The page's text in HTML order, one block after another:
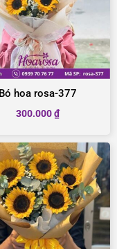
Bó hoa rosa-377
300.000₫